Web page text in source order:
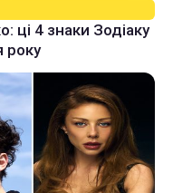
ці 4 знаки Зодіаку
року